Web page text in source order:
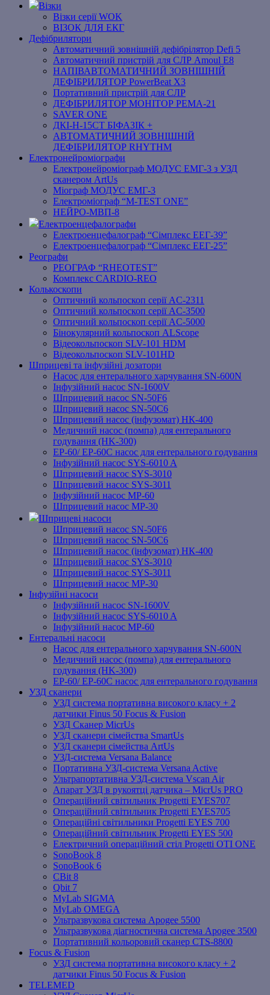
Візки
Візки серії WOK
ВІЗОК ДЛЯ ЕКГ
Дефібрилятори
Автоматичний зовнішній дефібрілятор Defi 5
Автоматичний пристрій для СЛР Amoul E8
НАПІВАВТОМАТИЧНИЙ ЗОВНІШНІЙ
ДЕФІБРИЛЯТОР PowerBeat X3
Портативний пристрій для СЛР
ДЕФІБРИЛЯТОР МОНІТОР РЕМА-21
SAVER ONE
ДКІ-Н-15СТ БІФАЗІК +
АВТОМАТИЧНИЙ ЗОВНІШНІЙ
ДЕФІБРИЛЯТОР RHYTHM
Електронейроміографи
Електронейроміограф МОДУС ЕМГ-3 з УЗД
сканером ArtUs
Міограф МОДУС ЕМГ-3
Електроміограф “M-TEST ONE”
НЕЙРО-МВП-8
Електроенцефалографи
Електроенцефалограф “Сімплекс ЕЕГ-39”
Електроенцефалограф “Сімплекс ЕЕГ-25”
Реографи
РЕОГРАФ “RHEOTEST”
Комплекс CARDIO-REO
Колькоскопи
Оптичний кольпоскоп серії AC-2311
Оптичний кольпоскоп серії AC-3500
Оптичний кольпоскоп серії AC-5000
Бінокулярний кольпоскоп ALScope
Відеокольпоскоп SLV-101 HDM
Відеокольпоскоп SLV-101HD
Шприцеві та інфузійні дозатори
Насос для ентерального харчування SN-600N
Інфузійний насос SN-1600V
Шприцевий насос SN-50F6
Шприцевий насос SN-50C6
Шприцевий насос (інфузомат) НК-400
Медичний насос (помпа) для ентерального
годування (HK-300)
EP-60/ EP-60C насос для ентерального годування
Інфузійний насос SYS-6010 A
Шприцевий насос SYS-3010
Шприцевий насос SYS-3011
Інфузійний насос MP-60
Шприцевий насос MP-30
Шприцеві насоси
Шприцевий насос SN-50F6
Шприцевий насос SN-50C6
Шприцевий насос (інфузомат) НК-400
Шприцевий насос SYS-3010
Шприцевий насос SYS-3011
Шприцевий насос MP-30
Інфузійні насоси
Інфузійний насос SN-1600V
Інфузійний насос SYS-6010 A
Інфузійний насос MP-60
Ентеральні насоси
Насос для ентерального харчування SN-600N
Медичний насос (помпа) для ентерального
годування (HK-300)
EP-60/ EP-60C насос для ентерального годування
УЗД сканери
УЗД система портативна високого класу + 2
датчики Finus 50 Focus & Fusion
УЗД Сканер MicrUs
УЗД сканери сімейства SmartUs
УЗД сканери сімейства ArtUs
УЗД-система Versana Balance
Портативна УЗД-система Versana Active
Ультрапортативна УЗД-система Vscan Air
Апарат УЗД в рукоятці датчика – MicrUs PRO
Операційний світильник Progetti EYES707
Операційний світильник Progetti EYES705
Операційні світильники Progetti EYES 700
Операційний світильник Progetti EYES 500
Електричний операційний стіл Progetti OTI ONE
SonoBook 8
SonoBook 6
СBit 8
Qbit 7
MyLab SIGMA
MyLab OMEGA
Ультразвукова система Apogee 5500
Ультразвукова діагностична система Apogee 3500
Портативний кольоровий сканер CTS-8800
Focus & Fusion
УЗД система портативна високого класу + 2
датчики Finus 50 Focus & Fusion
TELEMED